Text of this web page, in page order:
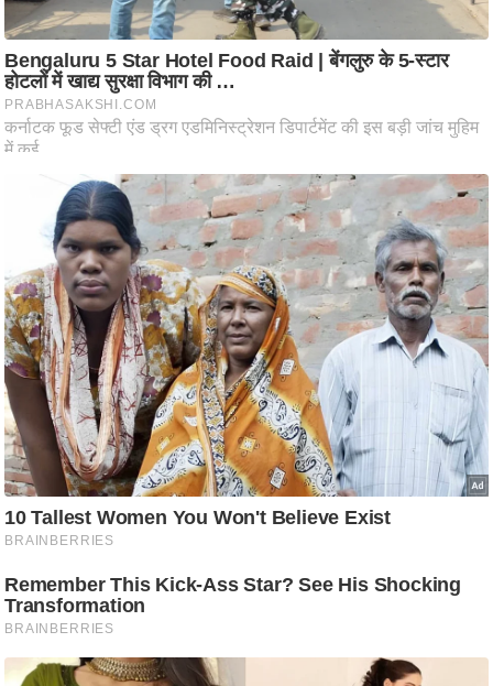
त्रा
रि
ले
श
न
नी
ति
वि
श्ले
ण
स
म
सा
म
यि
क
तृ